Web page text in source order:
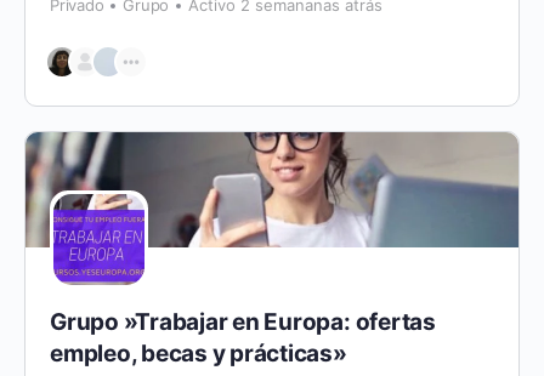
Privado Grupo Activo 2 semananas atrás
Grupo »Trabajar en Europa: ofertas
empleo, becas y prácticas»